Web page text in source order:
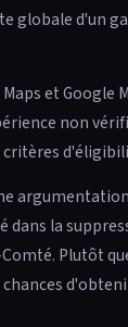
globale d'un
et Google
non
critères
dans la
Plutôt